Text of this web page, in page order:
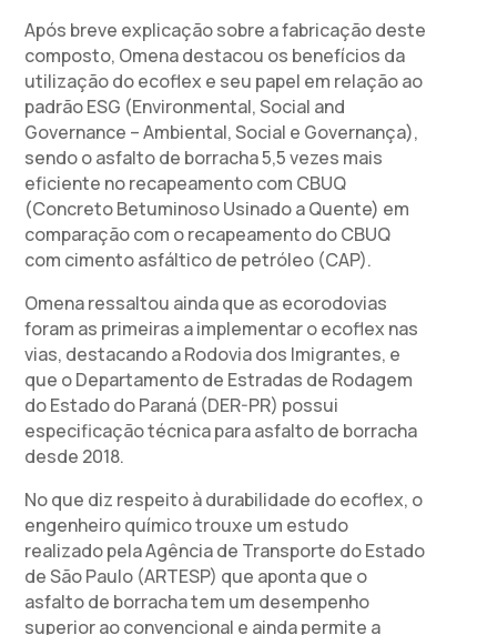
Após breve explicação sobre a fabricação deste
composto, Omena destacou os benefícios da
utilização do ecoflex e seu papel em relação ao
padrão ESG (Environmental, Social and
Governance – Ambiental, Social e Governança),
sendo o asfalto de borracha 5,5 vezes mais
eficiente no recapeamento com CBUQ
(Concreto Betuminoso Usinado a Quente) em
comparação com o recapeamento do CBUQ
com cimento asfáltico de petróleo (CAP).
Omena ressaltou ainda que as ecorodovias
foram as primeiras a implementar o ecoflex nas
vias, destacando a Rodovia dos Imigrantes, e
que o Departamento de Estradas de Rodagem
do Estado do Paraná (DER-PR) possui
especificação técnica para asfalto de borracha
desde 2018.
No que diz respeito à durabilidade do ecoflex, o
engenheiro químico trouxe um estudo
realizado pela Agência de Transporte do Estado
de São Paulo (ARTESP) que aponta que o
asfalto de borracha tem um desempenho
superior ao convencional e ainda permite a